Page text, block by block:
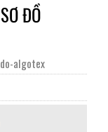
ĐỒ
algotex